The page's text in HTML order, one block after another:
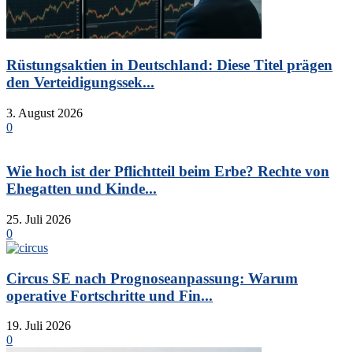
Rüstungsaktien in Deutschland: Diese Titel prägen
den Verteidigungssek...
3. August 2026
0
Wie hoch ist der Pflichtteil beim Erbe? Rechte von
Ehegatten und Kinde...
25. Juli 2026
0
Circus SE nach Prognoseanpassung: Warum
operative Fortschritte und Fin...
19. Juli 2026
0